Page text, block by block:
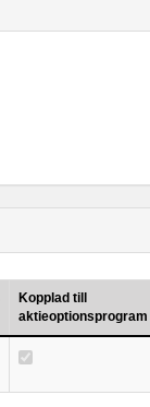
Kopplad till
aktieoptionsprogram